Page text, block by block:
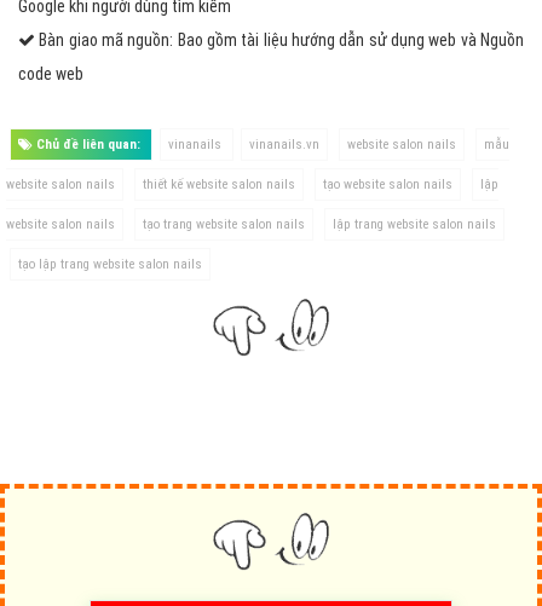
Google khi người dùng tìm kiếm
Bàn giao mã nguồn: Bao gồm tài liệu hướng dẫn sử dụng web và Nguồn
code web
Chủ đề liên quan: vinanails vinanails.vn website salon nails mẫu
website salon nails thiết kế website salon nails tạo website salon nails lập
website salon nails tạo trang website salon nails lập trang website salon nails
tạo lập trang website salon nails